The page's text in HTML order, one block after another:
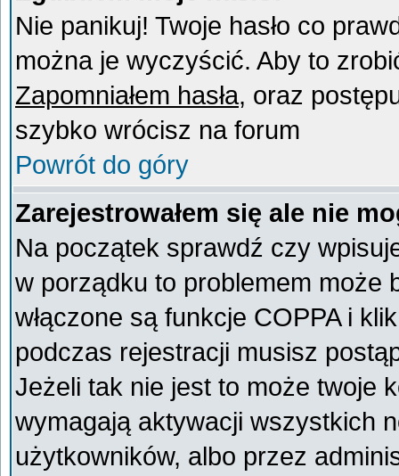
Nie panikuj! Twoje hasło co
można je wyczyścić. Aby to
Zapomniałem hasła, oraz
szybko wrócisz na forum
Powrót do góry
Zarejestrowałem się ale nie
Na początek sprawdź czy
w porządku to problemem może
włączone są funkcje COPPA i
podczas rejestracji musisz
Jeżeli tak nie jest to może twoje
wymagają aktywacji wszystkich
użytkowników, albo przez